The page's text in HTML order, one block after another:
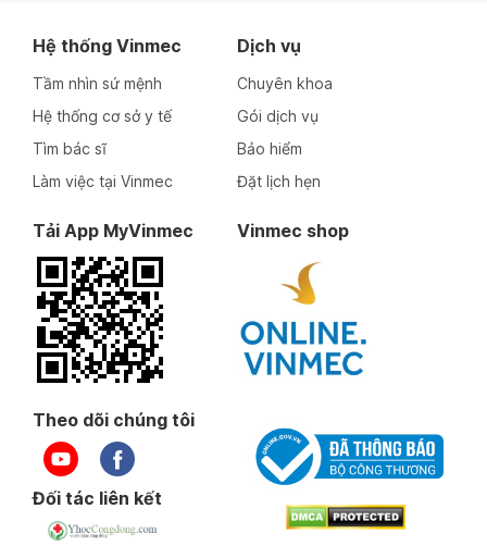
Hệ thống Vinmec
Tầm nhìn sứ mệnh
Hệ thống cơ sở y tế
Tìm bác sĩ
Làm việc tại Vinmec
Dịch vụ
Chuyên khoa
Gói dịch vụ
Bảo hiểm
Đặt lịch hẹn
Tải App MyVinmec Vinmec shop
Theo dõi chúng tôi
Đối tác liên kết